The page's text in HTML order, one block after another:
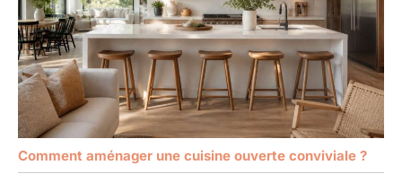
Comment aménager une cuisine ouverte conviviale ?